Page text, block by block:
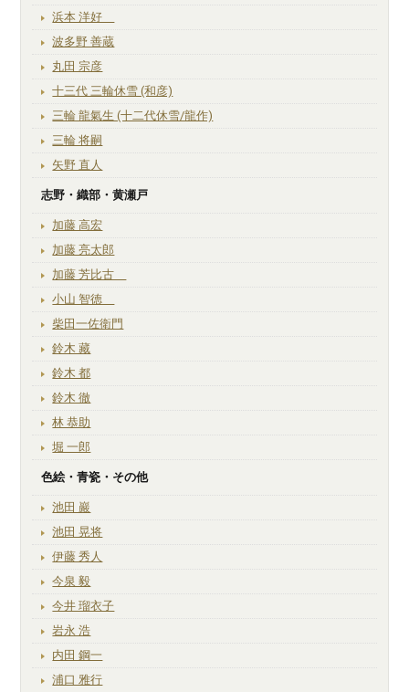
浜本 洋好
波多野 善蔵
丸田 宗彦
十三代 三輪休雪 (和彦)
三輪 龍氣生 (十二代休雪/龍作)
三輪 将嗣
矢野 直人
志野・織部・黄瀬戸
加藤 高宏
加藤 亮太郎
加藤 芳比古
小山 智徳
柴田一佐衛門
鈴木 藏
鈴木 都
鈴木 徹
林 恭助
堀 一郎
色絵・青瓷・その他
池田 巖
池田 晃将
伊藤 秀人
今泉 毅
今井 瑠衣子
岩永 浩
内田 鋼一
浦口 雅行